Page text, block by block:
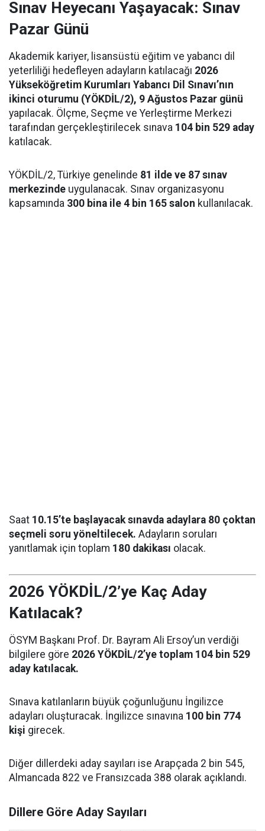
Sınav Heyecanı Yaşayacak: Sınav
Pazar Günü
Akademik kariyer, lisansüstü eğitim ve yabancı dil
yeterliliği hedefleyen adayların katılacağı 2026
Yükseköğretim Kurumları Yabancı Dil Sınavı’nın
ikinci oturumu (YÖKDİL/2), 9 Ağustos Pazar günü
yapılacak. Ölçme, Seçme ve Yerleştirme Merkezi
tarafından gerçekleştirilecek sınava 104 bin 529 aday
katılacak.
YÖKDİL/2, Türkiye genelinde 81 ilde ve 87 sınav
merkezinde uygulanacak. Sınav organizasyonu
kapsamında 300 bina ile 4 bin 165 salon kullanılacak.
Saat 10.15’te başlayacak sınavda adaylara 80 çoktan
seçmeli soru yöneltilecek. Adayların soruları
yanıtlamak için toplam 180 dakikası olacak.
2026 YÖKDİL/2’ye Kaç Aday
Katılacak?
ÖSYM Başkanı Prof. Dr. Bayram Ali Ersoy’un verdiği
bilgilere göre 2026 YÖKDİL/2’ye toplam 104 bin 529
aday katılacak.
Sınava katılanların büyük çoğunluğunu İngilizce
adayları oluşturacak. İngilizce sınavına 100 bin 774
kişi girecek.
Diğer dillerdeki aday sayıları ise Arapçada 2 bin 545,
Almancada 822 ve Fransızcada 388 olarak açıklandı.
Dillere Göre Aday Sayıları